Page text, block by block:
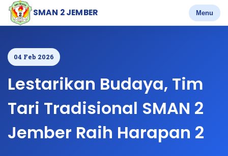
SMAN 2 JEMBER Menu
04 Feb 2026
Lestarikan Budaya, Tim
Tari Tradisional SMAN 2
Jember Raih Harapan 2